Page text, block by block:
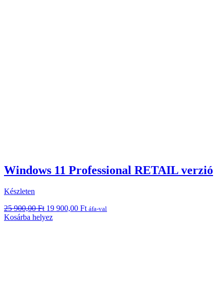
Windows 11 Professional RETAIL verzió
Készleten
25 900,00Ft Original
price
19 900,00 FtCurrent
áfa-val
Kosárba helyez